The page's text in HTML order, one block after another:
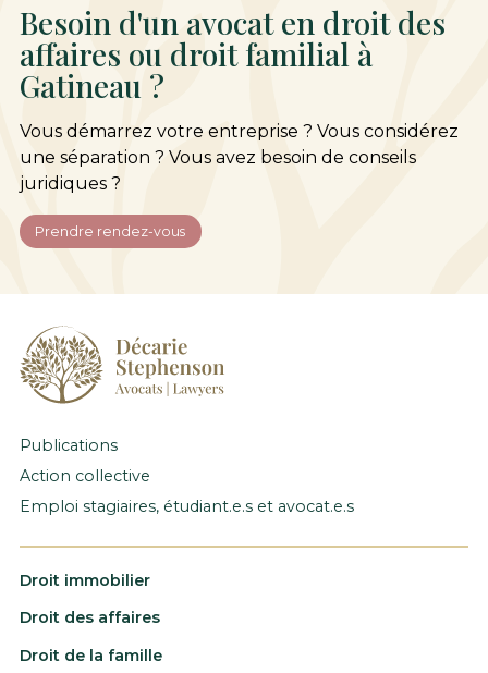
Besoin d'un avocat en droit des
affaires ou droit familial à
Gatineau ?
Vous démarrez votre entreprise ? Vous considérez
une séparation ? Vous avez besoin de conseils
juridiques ?
Prendre rendez-vous
Publications
Action collective
Emploi stagiaires, étudiant.e.s et avocat.e.s
Droit immobilier
Droit des affaires
Droit de la famille